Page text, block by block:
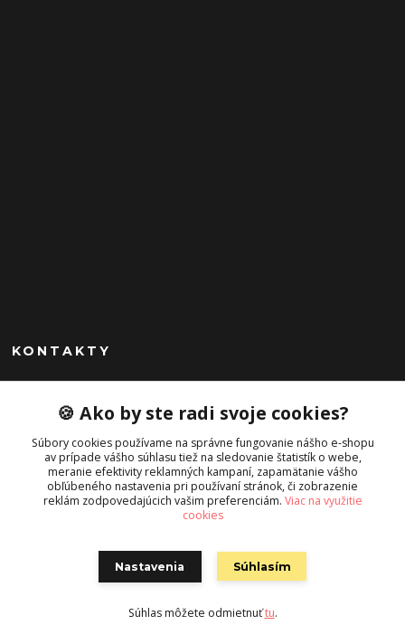
KONTAKTY
Peknekabelky.sk
+421 949747302
Po-Pia 10-16
info@peknekabelky.sk
Vytvorené na Eshop-rychlo.sk
🍪 Ako by ste radi svoje cookies?
Súbory cookies používame na správne fungovanie nášho e-shopu
av prípade vášho súhlasu tiež na sledovanie štatistík o webe,
meranie efektivity reklamných kampaní, zapamätanie vášho
obľúbeného nastavenia pri používaní stránok, či zobrazenie
reklám zodpovedajúcich vašim preferenciám. Viac na využitie
cookies
Nastavenia Súhlasím
Súhlas môžete odmietnuťtu.